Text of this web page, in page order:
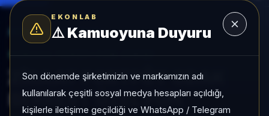
EKONLAB
⚠️Kamuoyuna Duyuru
Son dönemde şirketimizin ve markamızın adı
kullanılarak çeşitli sosyal medya hesapları açıldığı,
kişilerle iletişime geçildiği ve WhatsApp / Telegram
AI Fon Radar Serbest
SUNUCU TARAFI FON GIRIŞI
ZİRAAT PORTFÖY ODAK
SERBEST ÖZEL FON